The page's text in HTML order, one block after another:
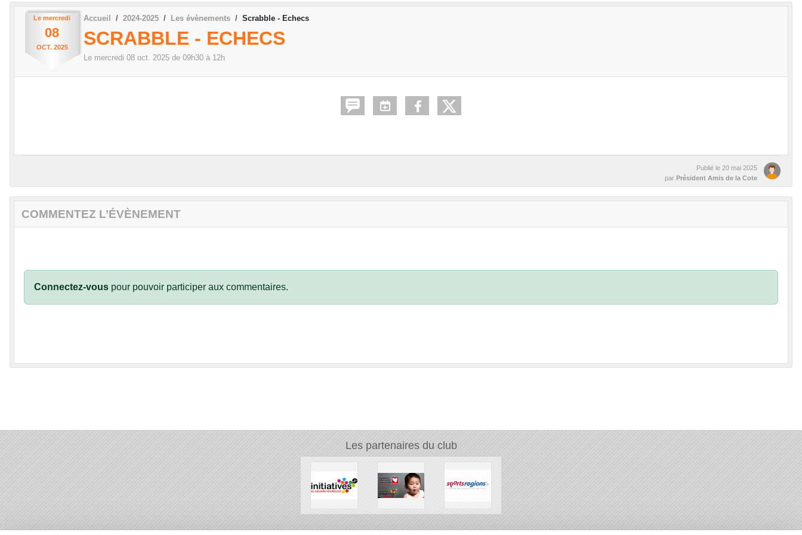
Le mercredi
08
OCT. 2025
Accueil 2024-2025 Les évènements Scrabble - Echecs
SCRABBLE - ECHECS
Le mercredi 08 oct. 2025 de 09h30 à 12h
Publié le 20 mai 2025
par Président Amis de la Cote
COMMENTEZ L’ÉVÈNEMENT
Connectez-vous pour pouvoir participer aux commentaires.
Les partenaires du club